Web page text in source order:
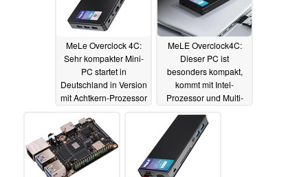
MeLe Overclock 4C:
Sehr kompakter Mini-
PC startet in
Deutschland in Version
mit Achtkern-Prozessor
MeLE Overclock4C:
Dieser PC ist
besonders kompakt,
kommt mit Intel-
Prozessor und Multi-
30.07.2024